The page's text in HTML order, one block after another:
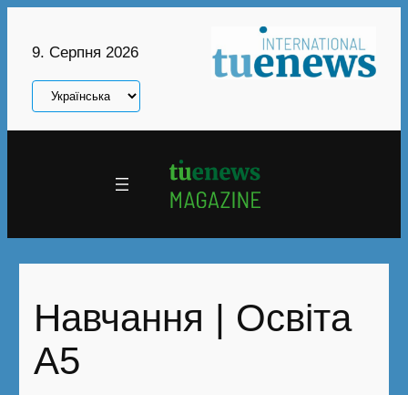
9. Серпня 2026
Вибрати
мову
Навчання | Освіта
A5